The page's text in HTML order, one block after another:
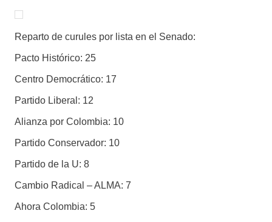
Reparto de curules por lista en el Senado:
Pacto Histórico: 25
Centro Democrático: 17
Partido Liberal: 12
Alianza por Colombia: 10
Partido Conservador: 10
Partido de la U: 8
Cambio Radical – ALMA: 7
Ahora Colombia: 5